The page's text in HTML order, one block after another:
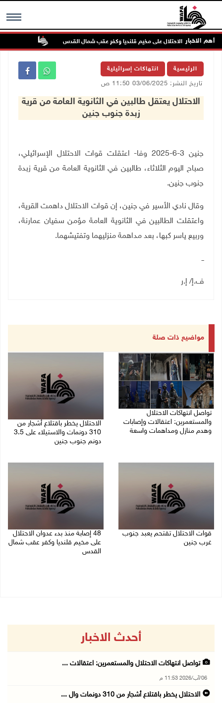
MENU أهم الاخبار
الرئيسية انتهاكات إسرائيلية
تاريخ النشر: 03/06/2025 11:50 ص
الاحتلال يعتقل طالبين في الثانوية العامة من قرية
زبدة جنوب جنين
جنين 3-6-2025 وفا- اعتقلت قوات الاحتلال الإسرائيلي،
صباح اليوم الثلاثاء، طالبين في الثانوية العامة من قرية زبدة
جنوب جنين.
وقال نادي الأسير في جنين، إن قوات الاحتلال داهمت القرية،
واعتقلت الطالبين في الثانوية العامة مؤمن سفيان عمارنة،
وربيع ياسر كبها، بعد مداهمة منزليهما وتفتيشهما.
ــ
ف.إ/ إ.ر
مواضيع ذات صلة
تواصل انتهاكات الاحتلال
والمستعمرين: اعتقالات وإصابات
وهدم منازل ومداهمات واسعة
الاحتلال يخطر باقتلاع أشجار من
310 دونمات والاستيلاء على 3.5
دونم جنوب جنين
قوات الاحتلال تقتحم يعبد جنوب
غرب جنين
48 إصابة منذ بدء عدوان الاحتلال
على مخيم قلنديا وكفر عقب شمال
القدس
أحدث الاخبار
تواصل انتهاكات الاحتلال والمستعمرين: اعتقالات ...
06/آب/2026 11:53 م
الاحتلال يخطر باقتلاع أشجار من 310 دونمات وال ...